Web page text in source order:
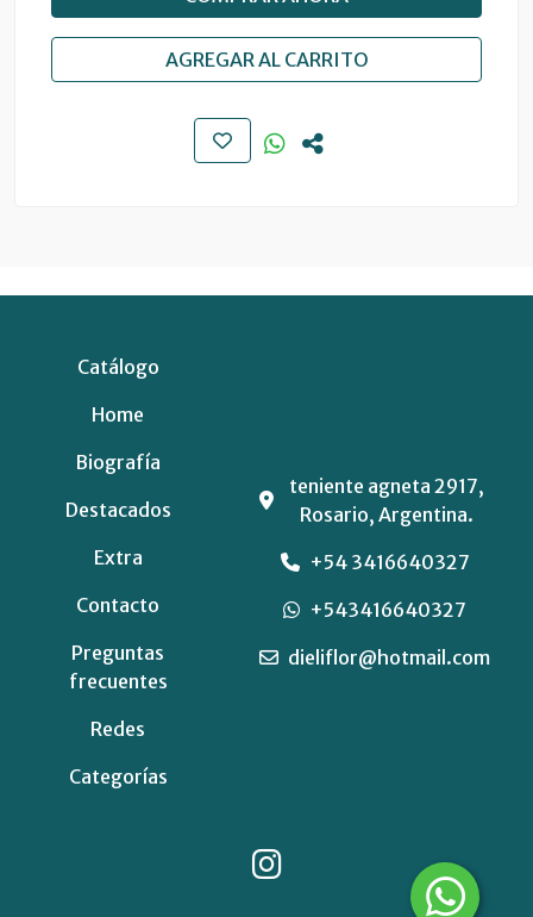
AGREGAR AL CARRITO
Catálogo
Home
Biografía
Destacados
Extra
Contacto
Preguntas
frecuentes
Redes
Categorías
teniente agneta 2917,
Rosario, Argentina.
+54 3416640327
+543416640327
dieliflor@hotmail.com